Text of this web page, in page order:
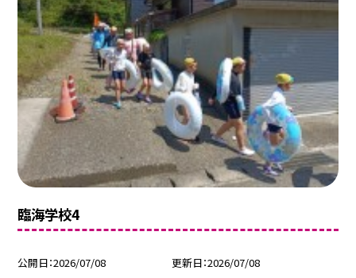
臨海学校4
公開日 2026/07/08 更新日 2026/07/08